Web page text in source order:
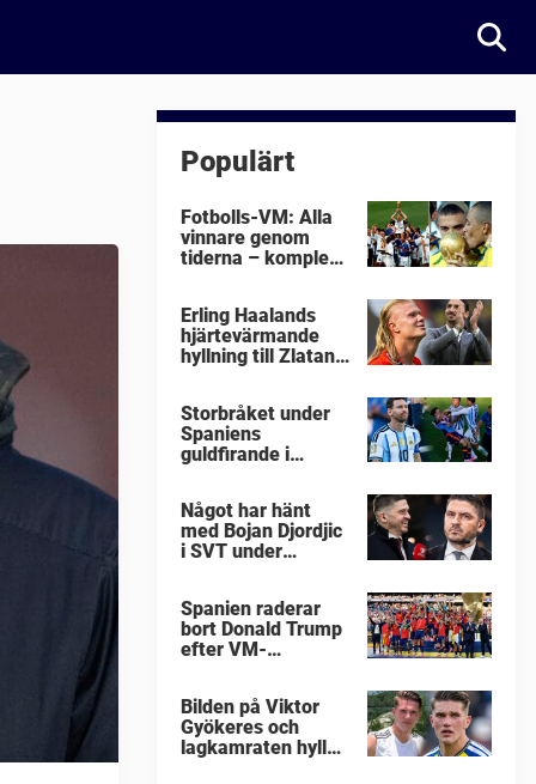
Populärt
Fotbolls-VM: Alla
vinnare genom
tiderna – komplett
Erling Haalands
hjärtevärmande
hyllning till Zlatan
Storbråket under
Spaniens
guldfirande i
Något har hänt
med Bojan Djordjic
i SVT under
Spanien raderar
bort Donald Trump
efter VM-
Bilden på Viktor
Gyökeres och
lagkamraten hyllas